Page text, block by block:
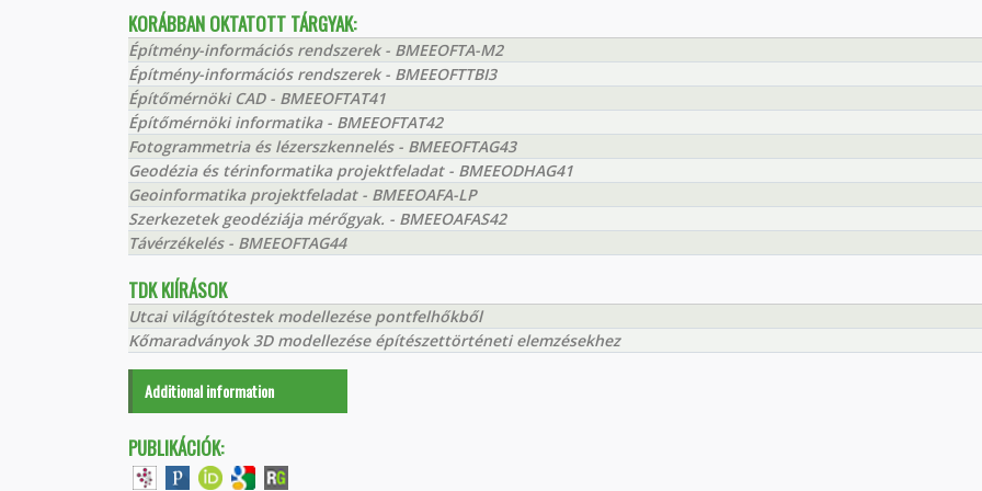
KORÁBBAN OKTATOTT TÁRGYAK:
Építmény-információs rendszerek - BMEEOFTA-M2
Építmény-információs rendszerek - BMEEOFTTBI3
Építőmérnöki CAD - BMEEOFTAT41
Építőmérnöki informatika - BMEEOFTAT42
Fotogrammetria és lézerszkennelés - BMEEOFTAG43
Geodézia és térinformatika projektfeladat - BMEEODHAG41
Geoinformatika projektfeladat - BMEEOAFA-LP
Szerkezetek geodéziája mérőgyak. - BMEEOAFAS42
Távérzékelés - BMEEOFTAG44
TDK KIÍRÁSOK
Utcai világítótestek modellezése pontfelhőkből
Kőmaradványok 3D modellezése építészettörténeti elemzésekhez
Additional information
PUBLIKÁCIÓK: